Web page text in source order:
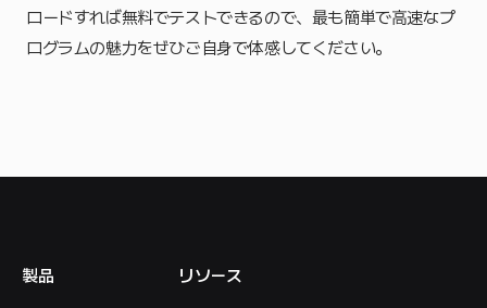
ロードすれば無料でテストできるので、最も簡単で高速なプ
ログラムの魅力をぜひご自身で体感してください。
製品 リソース